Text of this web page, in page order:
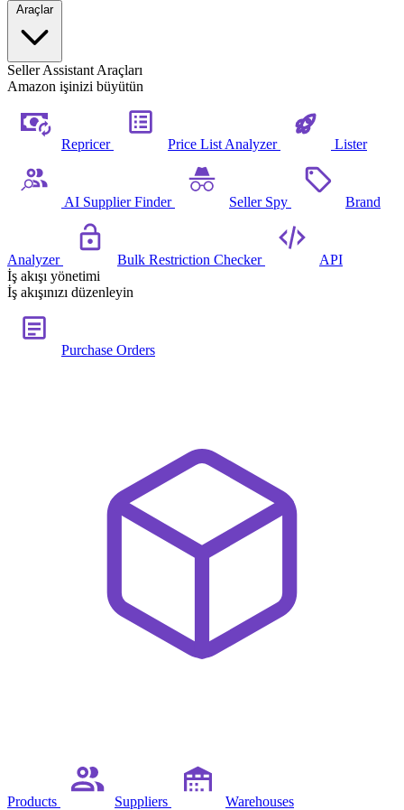
Araçlar
Seller Assistant Araçları
Amazon işinizi büyütün
Repricer Price List Analyzer Lister
AI Supplier Finder Seller Spy Brand
Analyzer Bulk Restriction Checker
API
İş akışı yönetimi
İş akışınızı düzenleyin
Purchase Orders
Products Suppliers Warehouses